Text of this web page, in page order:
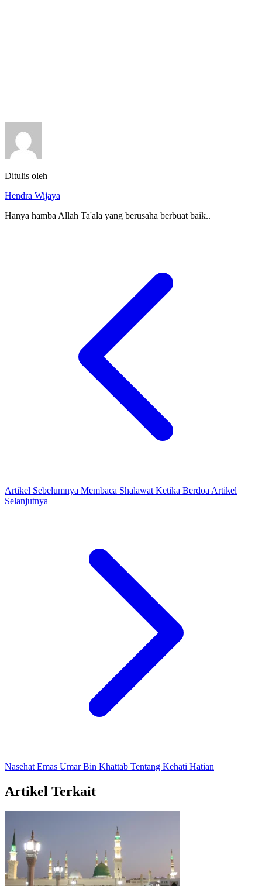
Ditulis oleh
Hendra Wijaya
Hanya hamba Allah Ta'ala yang berusaha berbuat baik..
Artikel Sebelumnya Membaca Shalawat Ketika Berdoa Artikel
Selanjutnya
Nasehat Emas Umar Bin Khattab Tentang Kehati Hatian
Artikel Terkait